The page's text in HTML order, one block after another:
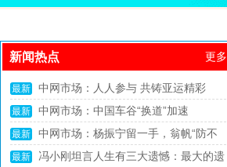
更多
新闻热点
最新
COTV全球直播：安徽怀宁：“小”创新
撬动“大”产业崛起
最新
中共中央、国务院：健全农业转移人口
市民化机制，全面取消在就业地参保户籍限
制
最新
中国饭碗里装了更多中国粮 2024年我
国粮食产量首次突破1.4万亿斤
最新 我使馆提醒：来泰中国公民警惕“高薪